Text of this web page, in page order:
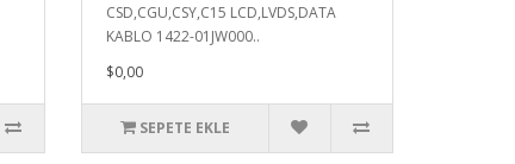
CSD,CGU,CSY,C15 LCD,LVDS,DATA
KABLO 1422-01JW000..
$0,00
SEPETE EKLE